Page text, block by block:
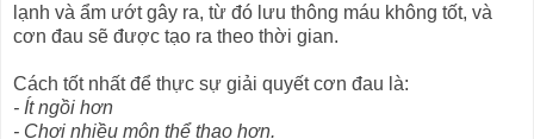
lạnh và ẩm ướt gây ra, từ đó lưu thông máu không tốt, và
cơn đau sẽ được tạo ra theo thời gian.
Cách tốt nhất để thực sự giải quyết cơn đau là:
- Ít ngồi hơn
- Chơi nhiều môn thể thao hơn.